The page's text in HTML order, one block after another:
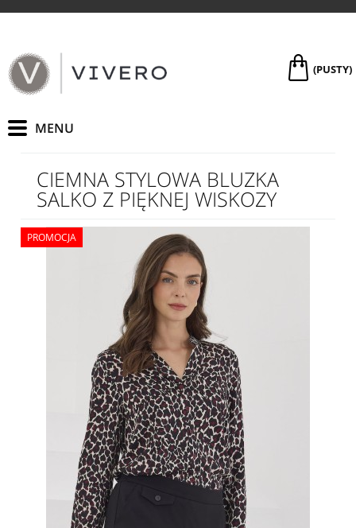
(PUSTY)
CIEMNA STYLOWA BLUZKA
SALKO Z PIĘKNEJ WISKOZY
PROMOCJA